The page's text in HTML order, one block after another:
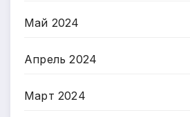
Май 2024
Апрель 2024
Март 2024